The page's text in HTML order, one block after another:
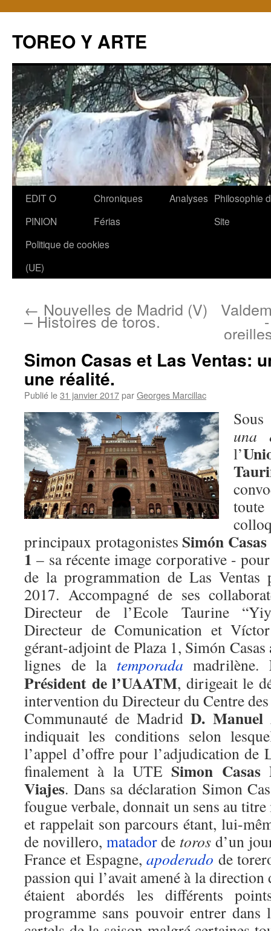
TOREO Y ARTE
Aller
contenu
EDIT O
PINION
Chroniques
Férias
Analyses Philosophie
Site
Politique de cookies
(UE)
← Nouvelles de Madrid (V)
– Histoires de toros.
Simon Casas et Las Ventas:
une réalité.
Publié le31 janvier 2017parGeorges Marcillac
una
l’
principaux protagonistes Simón Casas
1 – sa récente image corporative -
de la programmation de Las Ventas
2017. Accompagné de ses
Directeur de l’Ecole Taurine
Directeur de Comunication et
gérant-adjoint de Plaza 1, Simón
lignes de la temporada madrilène.
Président de l’UAATM, dirigeait le
intervention du Directeur du Centre
Communauté de MadridD. Manuel
indiquait les conditions selon
l’appel d’offre pour l’adjudication de
finalement à la UTE Simon Casas
Viajes. Dans sa déclaration Simon
fougue verbale, donnait un sens au
et rappelait son parcours étant, lui-
de novillero, matadorde toros d’un
France et Espagne,apoderado de
passion qui l’avait amené à la direction
étaient abordés les différents
programme sans pouvoir entrer dans